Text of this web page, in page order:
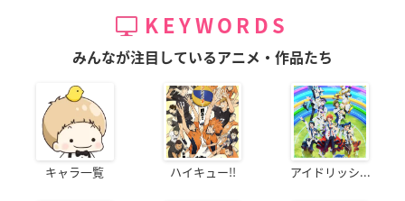
KEYWORDS
みんなが注目しているアニメ・作品たち
キャラ一覧 ハイキュー!! アイドリッシ...